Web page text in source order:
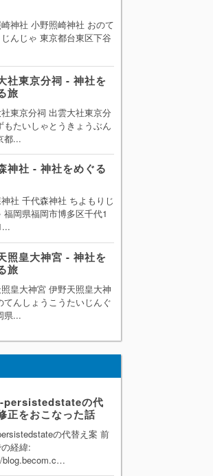
神社 小野照崎神社 おのて
んじゃ 東京都台東区下谷
社東京分祠 - 神社を
旅
東京分祠 出雲大社東京分
もたいしゃとうきょうぶん
都...
神社 - 神社をめぐる
社 千代森神社 ちよもりじ
福岡県福岡市博多区千代1
照皇大神宮 - 神社を
旅
皇大神宮 伊野天照皇大神
てんしょうこうたいじんぐ
県...
persistedstateの代
正をおこなった話
の代替え案 前
経緯:
blog.becom.c…